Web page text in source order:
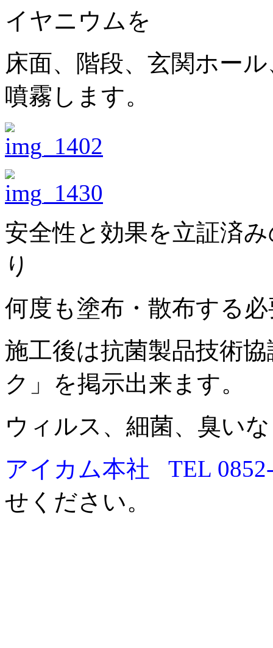
イヤニウムを
床面、階段、玄関ホー
噴霧します。
安全性と効果を立証済
り
何度も塗布・散布する
施工後は抗菌製品技術
ク」を掲示出来ます。
ウィルス、細菌、臭い
アイカム本社 TEL
せください。